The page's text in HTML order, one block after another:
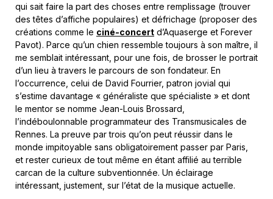
qui sait faire la part des choses entre remplissage (trouver
des têtes d’affiche populaires) et défrichage (proposer des
créations comme le ciné-concert d’Aquaserge et Forever
Pavot). Parce qu’un chien ressemble toujours à son maître, il
me semblait intéressant, pour une fois, de brosser le portrait
d’un lieu à travers le parcours de son fondateur. En
l’occurrence, celui de David Fourrier, patron jovial qui
s’estime davantage « généraliste que spécialiste » et dont
le mentor se nomme Jean-Louis Brossard,
l’indéboulonnable programmateur des Transmusicales de
Rennes. La preuve par trois qu’on peut réussir dans le
monde impitoyable sans obligatoirement passer par Paris,
et rester curieux de tout même en étant affilié au terrible
carcan de la culture subventionnée. Un éclairage
intéressant, justement, sur l’état de la musique actuelle.